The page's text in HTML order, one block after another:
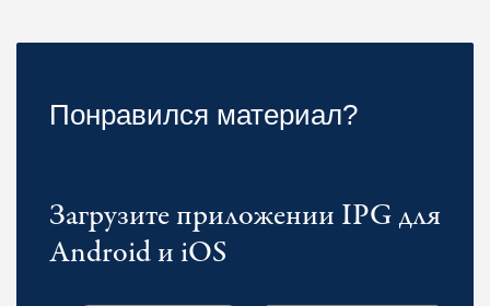
Понравился материал?
Загрузите приложении IPG для
Android и iOS